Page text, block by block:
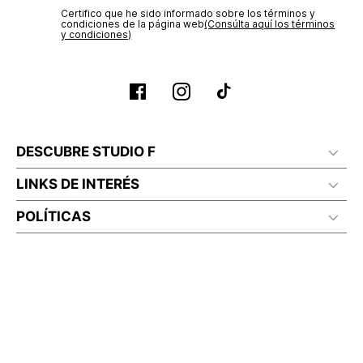
No lavado en seco
Certifico que he sido informado sobre los términos y
condiciones de la página web‎(Consúlta aquí los términos
y condiciones)
DESCUBRE STUDIO F
LINKS DE INTERÉS
POLÍTICAS